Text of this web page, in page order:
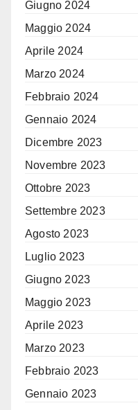
Giugno 2024
Maggio 2024
Aprile 2024
Marzo 2024
Febbraio 2024
Gennaio 2024
Dicembre 2023
Novembre 2023
Ottobre 2023
Settembre 2023
Agosto 2023
Luglio 2023
Giugno 2023
Maggio 2023
Aprile 2023
Marzo 2023
Febbraio 2023
Gennaio 2023